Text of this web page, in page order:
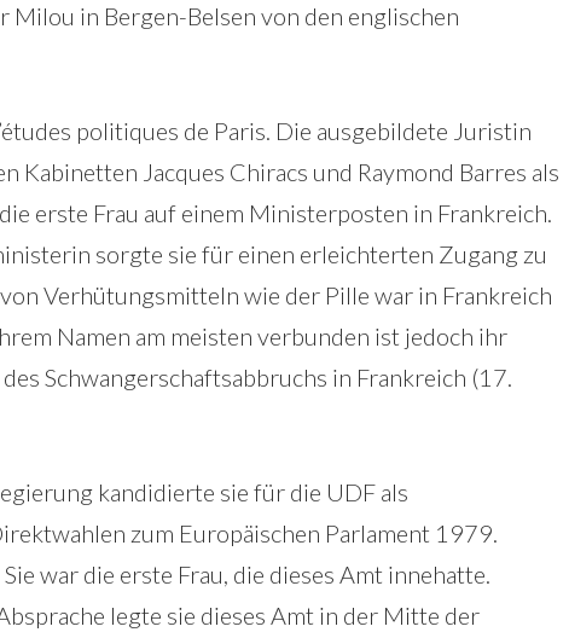
Milou in Bergen-Belsen von den englischen
politiques de Paris. Die ausgebildete Juristin
Jacques Chiracs und Raymond Barres als
erste Frau auf einem Ministerposten in Frankreich.
sorgte sie für einen erleichterten Zugang zu
Verhütungsmitteln wie der Pille war in Frankreich
Namen am meisten verbunden ist jedoch ihr
Schwangerschaftsabbruchs in Frankreich (17.
kandidierte sie für die UDF als
zum Europäischen Parlament 1979.
war die erste Frau, die dieses Amt innehatte.
legte sie dieses Amt in der Mitte der